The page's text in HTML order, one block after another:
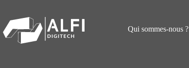
contenu
Qui sommes-nous ?